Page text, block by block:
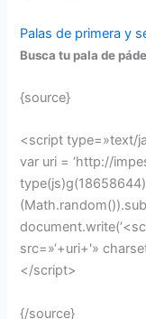
Palas de primera y
Busca tu pala de
{source}
<script type=»text/
var uri = ‘http://
src=»‘+uri+'»
</script>
{/source}